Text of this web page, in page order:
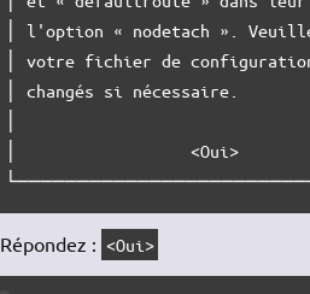
│ l'option « nodetach ».
│ votre fichier de
│ changés si
│                  <Oui>
Répondez : <Oui>